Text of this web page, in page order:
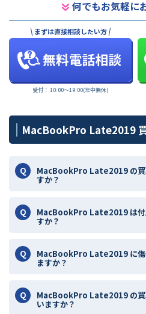
何でもお気軽に
まずは直接相談したい方
受付： 10:00〜19:00(年中無休)
MacBookPro Late2019
MacBookPro Late2019 の買
すか？
MacBookPro Late2019 は付
すか？
MacBookPro Late2019 に傷
ますか？
MacBookPro Late2019 の買
いますか？